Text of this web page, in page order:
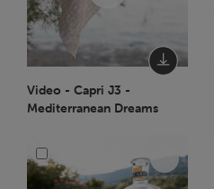
Video - Capri J3 -
Mediterranean Dreams